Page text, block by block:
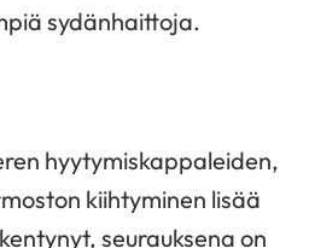
sydänhaittoja.
hyytymiskappaleiden,
kiihtyminen lisää
seurauksena on